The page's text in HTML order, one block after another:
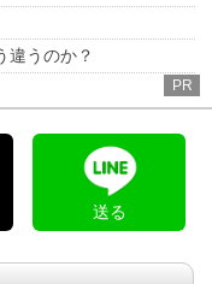
違うのか？
PR
送る